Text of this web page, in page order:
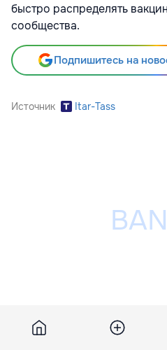
быстро распределять
сообщества.
Подпишитесь на
Источник Itar-Tass
Разместить